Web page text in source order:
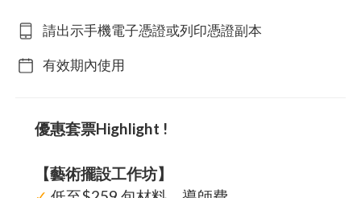
請出示手機電子憑證或列印憑證副本
有效期內使用
優惠套票Highlight !
【藝術擺設工作坊】